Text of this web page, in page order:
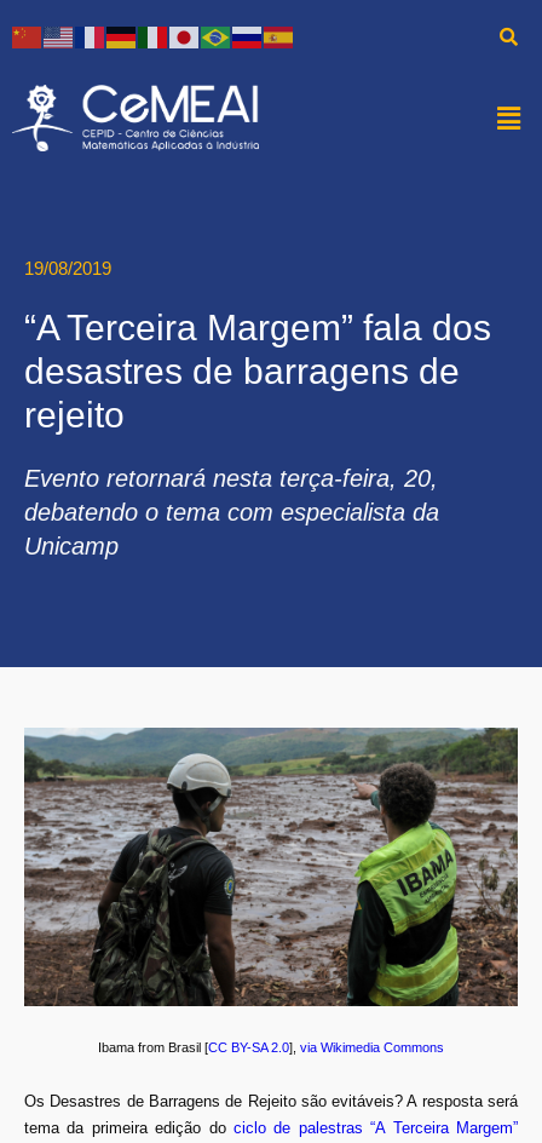
19/08/2019
“A Terceira Margem” fala dos
desastres de barragens de
rejeito
Evento retornará nesta terça-feira, 20,
debatendo o tema com especialista da
Unicamp
Ibama from Brasil [CC BY-SA 2.0], via Wikimedia Commons
Os Desastres de Barragens de Rejeito são evitáveis? A resposta será
tema da primeira edição do ciclo de palestras “A Terceira Margem”